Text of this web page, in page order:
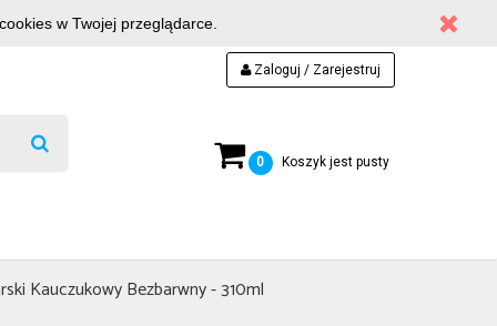
w Twojej przeglądarce.
Zaloguj / Zarejestruj
0 Koszyk jest pusty
Kauczukowy Bezbarwny - 310ml